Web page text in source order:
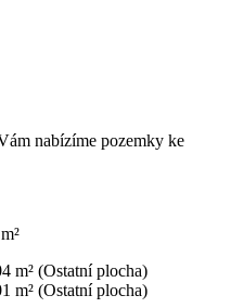
nabízíme pozemky ke
m² (Ostatní plocha)
m² (Ostatní plocha)